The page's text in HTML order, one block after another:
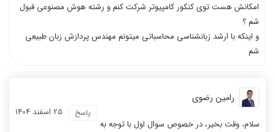
امکانش هست توی کنکور کامپیوتر شرکت کنم و رشته هوش مصنوعی قبول
شم ؟
و اینکه با ارشد زبانشناسی محاسباتی میتونم مهندس پردازش زبان طبیعی
شم
رامین رضوی
25 اسفند 1404 پاسخ
سلام، وقت بخیر، در خصوص سوال اول با توجه به